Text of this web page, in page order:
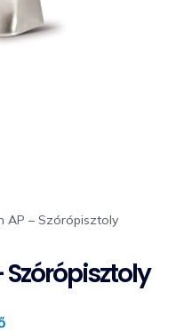
AP – Szórópisztoly
Szórópisztoly